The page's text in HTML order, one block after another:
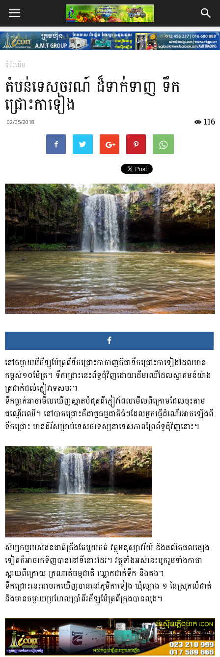
ទំព័រដើម
តំបន់ទេសចរណ៍ ដ៏ទាក់ទាញ ទឹក
ជ្រោះកាទៀង
02/05/2018 116
នៅ​ចម្ងាយ​បី​គីឡូម៉ែត្រ​ពី​ទឹកជ្រោះ​កា​ចាញ​គឺជា​ទឹកជ្រោះ​កា​ទៀង​ដែល​មាន​
កម្ពស់​១០​ម៉ែត្រ​។ ទឹកជ្រោះ​នេះ​ព័ទ្ធជុំវិញ​ដោយ​ដើមឈើ​ដែល​ស្វាគមន៍​យ៉ាង​
ត្រជាក់​ដល់​ភ្ញៀវ​ទេសចរ​។​
​ទឹកធ្លាក់​អាច​មើលឃើញ​ស្អាត​បំផុត​ពី​ភ្ញៀវ​ដែល​មើល​ពី​ក្រោម​ដែល​ចុះ​តាម​
ជណ្ដើរ​ឈើ​។ នៅ​បាត​ជ្រោះ​គឺជា​ថ្ម​ធម្មជាតិ​ធំៗ​ដែល​អ្នកធ្វើ​ដំណើរ​អាច​ឡើង​ពី​
ទឹកជ្រោះ មាន​ដំរី​សម្រាប់​ទេសចរ​ទស្សនា​ទេសភាព​ព្រៃ​ព័ទ្ធជុំវិញ​នោះ​។​
​សិប្បកម្ម​របស់​ជនជាតិ​គ្រឹង​តែមួយគត់ វត្ថុ​អនុស្សាវរីយ៍ និង​ផលិតផល​ផ្សេង​
ទៀត​ក៏​អាច​រក​ទិញ​បាន​នៅ​ទីនោះ​ដែរ​។ វត្ថុ​ទាំងអស់នេះ​បូក​រួម​ទាំង​កា​ផា​
ស្ពាយ​ពីក្រោយ ក្រណាត់​ធម្មជាតិ ឃ្លោក​ដាក់​ទឹក និង​គង​។​
​ទឹកជ្រោះ​នេះ​អាច​រកឃើញ​បាន​នៅ​ភូមិ​កា​ទៀង ឃុំ​ល្បាង ១ នៃ​ស្រុក​លំផាត់
និង​មាន​ចម្ងាយ​ប្រហែល​ប្រាំពីរ​គីឡូម៉ែត្រ​ពី​ក្រុង​បាន​លុង​។​